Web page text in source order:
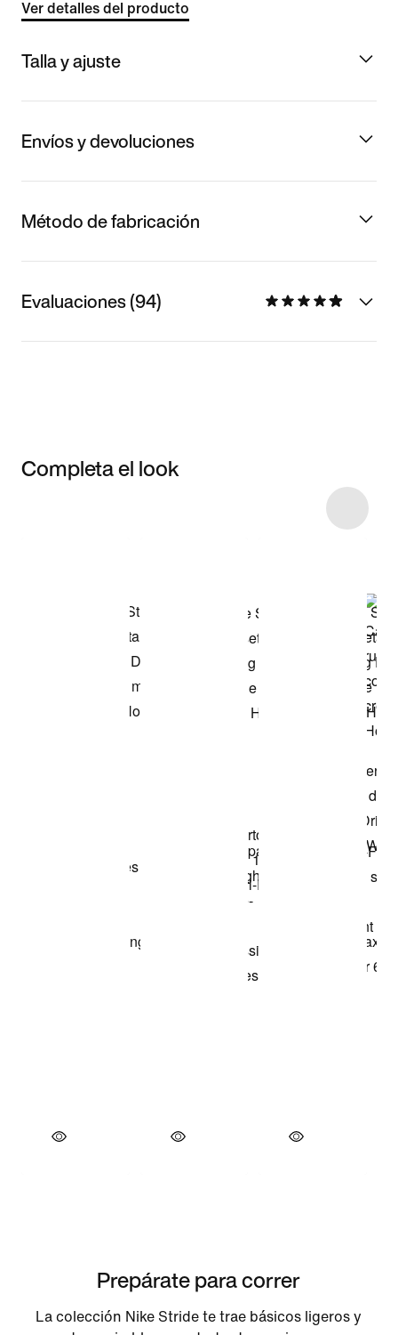
Ver detalles del producto
Talla y ajuste
Envíos y devoluciones
Método de fabricación
Evaluaciones (94)
Completa el look
Prepárate para correr
La colección Nike Stride te trae básicos ligeros y